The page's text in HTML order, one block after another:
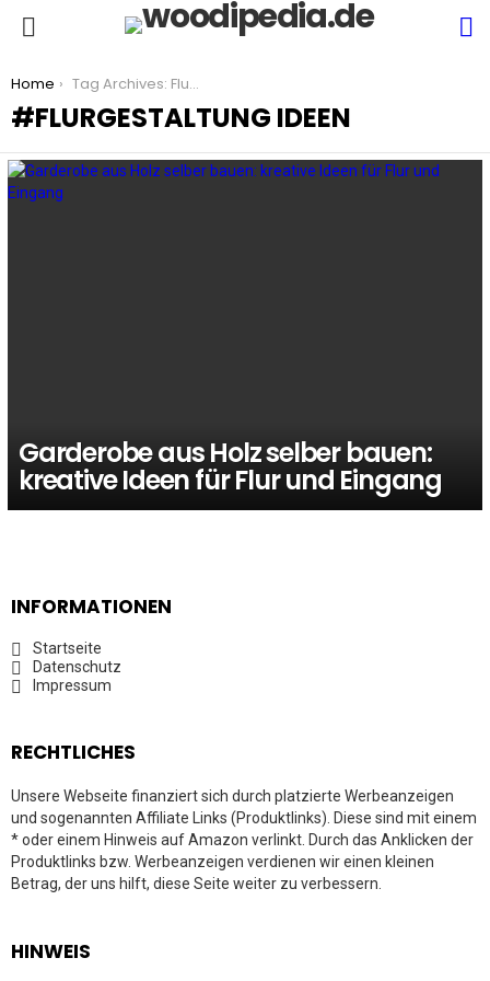
You are here:
Home Tag Archives: Flurgestaltung Ideen
FLURGESTALTUNG IDEEN
LATEST
Garderobe aus Holz selber bauen:
kreative Ideen für Flur und Eingang
INFORMATIONEN
Startseite
Datenschutz
Impressum
RECHTLICHES
Unsere Webseite finanziert sich durch platzierte Werbeanzeigen
und sogenannten Affiliate Links (Produktlinks). Diese sind mit einem
* oder einem Hinweis auf Amazon verlinkt. Durch das Anklicken der
Produktlinks bzw. Werbeanzeigen verdienen wir einen kleinen
Betrag, der uns hilft, diese Seite weiter zu verbessern.
HINWEIS